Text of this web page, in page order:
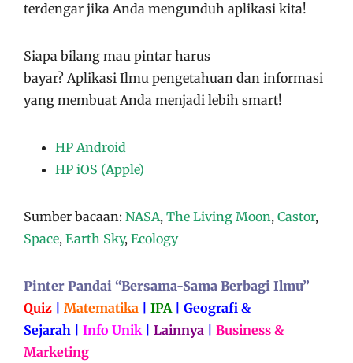
terdengar jika Anda mengunduh aplikasi kita!
Siapa bilang mau pintar harus
bayar? Aplikasi Ilmu pengetahuan dan informasi
yang membuat Anda menjadi lebih smart!
HP Android
HP iOS (Apple)
Sumber bacaan: NASA, The Living Moon, Castor,
Space, Earth Sky, Ecology
Pinter Pandai “Bersama-Sama Berbagi Ilmu”
Quiz
Matematika IPA| Geografi &
Sejarah
Info Unik Lainnya
Business &
Marketing